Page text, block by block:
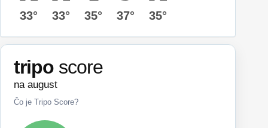
33° 33° 35° 37° 35°
tripo score
na august
Čo je Tripo Score?